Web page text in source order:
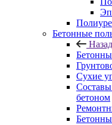
Бетонные
Назад
Сухие
бетоном